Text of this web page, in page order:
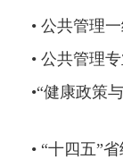
• 公共管理
• 公共管理
•“健康政策
• “十四五”